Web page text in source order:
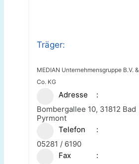
Träger:
MEDIAN Unternehmensgruppe B.V. &
Co. KG
Adresse
Bombergallee 10, 31812 Bad
Pyrmont
Telefon
05281 / 6190
Fax